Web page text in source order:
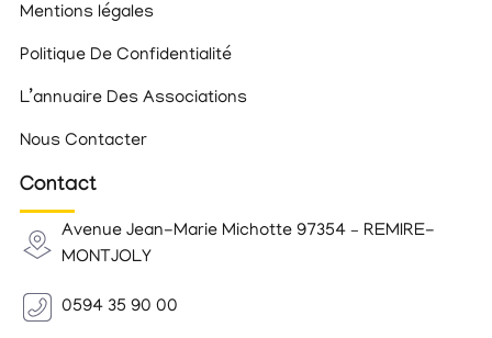
Mentions légales
Politique De Confidentialité
L’annuaire Des Associations
Nous Contacter
Contact
Avenue Jean-Marie Michotte 97354 – REMIRE-
MONTJOLY
0594 35 90 00